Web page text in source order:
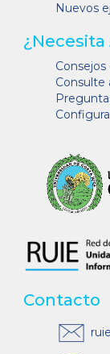
Nuevos
¿Necesita
Consulte
Contacto